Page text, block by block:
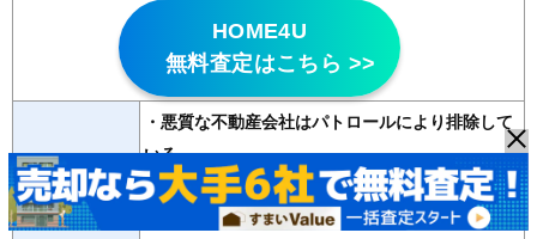
HOME4U
無料査定はこちら >>
特徴
・悪質な不動産会社はパトロールにより排除して
いる
・20年以上の運営歴があり信頼性が高い
・2500社の登録会社から最大6社の査定が無料で